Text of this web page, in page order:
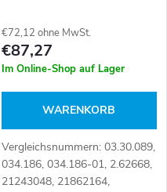
€72,12 ohne MwSt.
€87,27
Im Online-Shop auf Lager
WARENKORB
Vergleichsnummern: 03.30.089,
034.186, 034.186-01, 2.62668,
21243048, 21862164,